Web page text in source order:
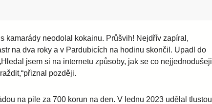
kamarády neodolal kokainu. Průšvih! Nejdřív zapíral,
na dva roky a v Pardubicích na hodinu skončil. Upadl do
jsem si na internetu způsoby, jak se co nejjednodušeji
později.
na pile za 700 korun na den. V lednu 2023 udělal tlustou